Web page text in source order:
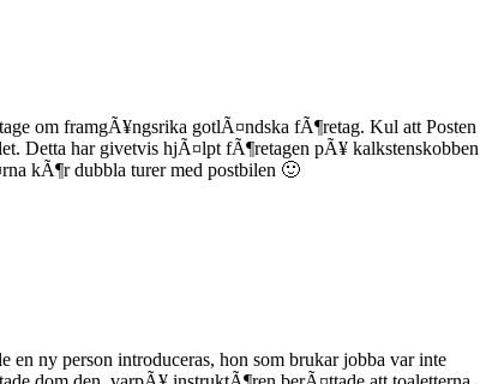
om framgÃ¥ngsrika gotlÃ¤ndska fÃ¶retag. Kul att Posten
Detta har givetvis hjÃ¤lpt fÃ¶retagen pÃ¥ kalkstenskobben
kÃ¶r dubbla turer med postbilen 🙂
ny person introduceras, hon som brukar jobba var inte